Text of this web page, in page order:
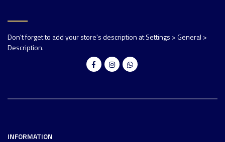
Don't forget to add your store's description at Settings > General >
Description.
INFORMATION